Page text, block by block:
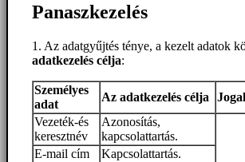
Panaszkezelés
1. Az adatgyűjtés ténye, a kezelt adatok
adatkezelés célja:
Személyes
adat
Az adatkezelés célja
Vezeték-és
keresztnév
Azonosítás,
kapcsolattartás.
E-mail cím
Kapcsolattartás.